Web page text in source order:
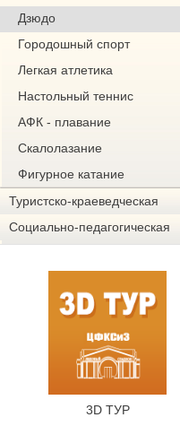
Дзюдо
Городошный спорт
Легкая атлетика
Настольный теннис
АФК - плавание
Скалолазание
Фигурное катание
Туристско-краеведческая
Социально-педагогическая
3D ТУР